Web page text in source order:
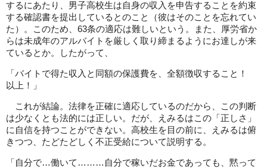
するにあたり、男子高校生は自身の収入を申告することを約束
する確認書を提出しているとのこと（彼はそのことを忘れてい
た）。このため、63条の適応は難しいという。また、厚労省か
らは未成年のアルバイトを厳しく取り締まるようにお達しが来
ているとか。したがって、
「バイトで得た収入と同額の保護費を、全額徴収すること！
以上！」
これが結論。法律を正確に適応しているのだから、この判断
は少なくとも法的には正しい。だが、えみるはこの「正しさ」
に自信を持つことができない。高校生を目の前に、えみるは俯
きつつ、たどたどしく不正受給について説明する。
「自分で…働いて………自分で稼いだお金であっても、黙って